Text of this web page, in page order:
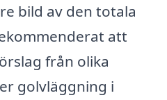
bild av den totala
att
från olika
golvläggning i